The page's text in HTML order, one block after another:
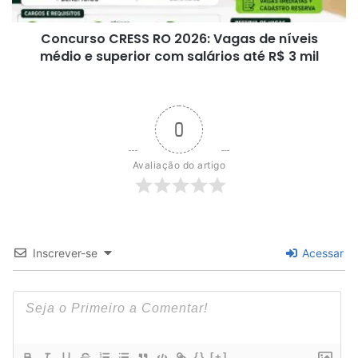
médio
e
superiorConcurso CRESS RO 2026: Vagas de níveis
médio e superior com salários até R$ 3 mil
0
Avaliação do artigo
Inscrever-se Acessar